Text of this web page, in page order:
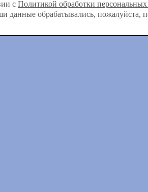
с Политикой обработки
данные обрабатывались, пожалуйста,